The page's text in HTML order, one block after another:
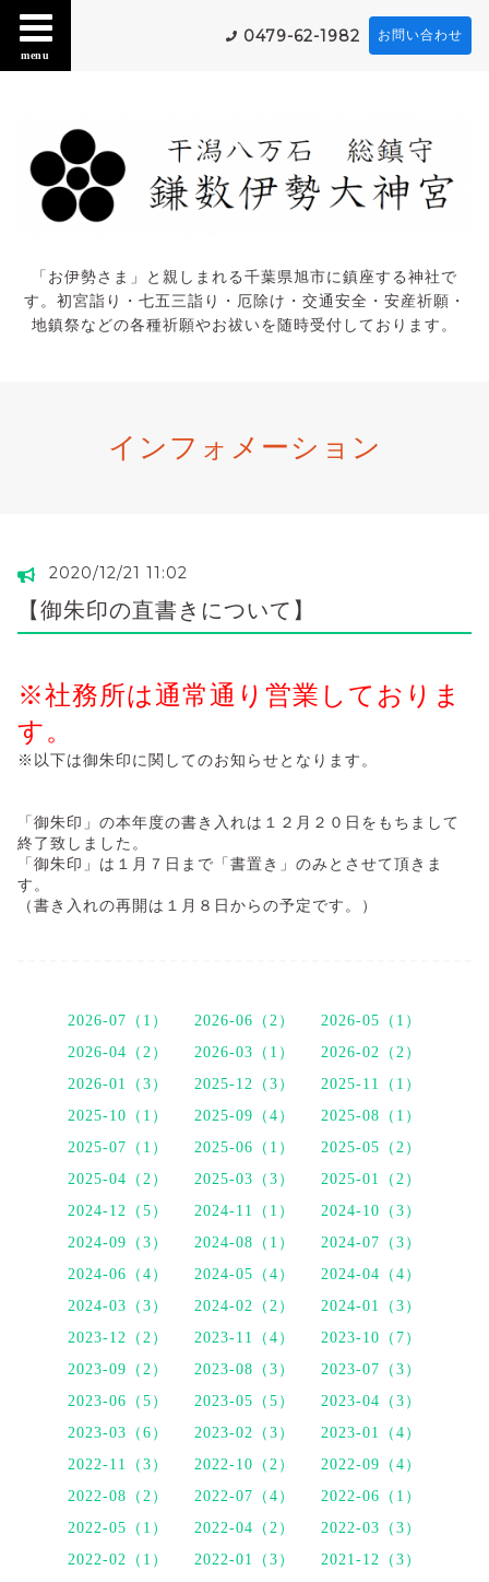
menu
0479-62-1982 お問い合わせ
「お伊勢さま」と親しまれる千葉県旭市に鎮座する神社で
す。初宮詣り・七五三詣り・厄除け・交通安全・安産祈願・
地鎮祭などの各種祈願やお祓いを随時受付しております。
インフォメーション
2020/12/21 11:02
【御朱印の直書きについて】
※社務所は通常通り営業しておりま
す。
※以下は御朱印に関してのお知らせとなります。
「御朱印」の本年度の書き入れは１２月２０日をもちまして
終了致しました。
「御朱印」は１月７日まで「書置き」のみとさせて頂きま
す。
（書き入れの再開は１月８日からの予定です。）
2026-07（1） 2026-06（2）
2026-05（1）
2026-04（2）
2026-03（1）
2026-02（2）
2026-01（3）
2025-12（3）
2025-11（1）
2025-10（1）
2025-09（4）
2025-08（1）
2025-07（1）
2025-06（1）
2025-05（2）
2025-04（2）
2025-03（3）
2025-01（2）
2024-12（5）
2024-11（1）
2024-10（3）
2024-09（3）
2024-08（1）
2024-07（3）
2024-06（4）
2024-05（4）
2024-04（4）
2024-03（3）
2024-02（2）
2024-01（3）
2023-12（2）
2023-11（4）
2023-10（7）
2023-09（2）
2023-08（3）
2023-07（3）
2023-06（5）
2023-05（5）
2023-04（3）
2023-03（6）
2023-02（3）
2023-01（4）
2022-11（3）
2022-10（2）
2022-09（4）
2022-08（2）
2022-07（4）
2022-06（1）
2022-05（1）
2022-04（2）
2022-03（3）
2022-02（1）
2022-01（3）
2021-12（3）